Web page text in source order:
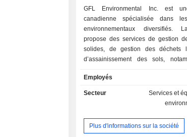
GFL Environmental Inc. est
canadienne spécialisée dans
environnementaux diversifiés.
propose des services de gestion
solides, de gestion des déchets
d’assainissement des sols,
de recyclage et d’élimination. Ses
comprennent des sites de
décharges, des centres de
organiques, des sites
et des stations de transfert. Elle
Employés
Secteur
Services et
Plus d'informations sur la société